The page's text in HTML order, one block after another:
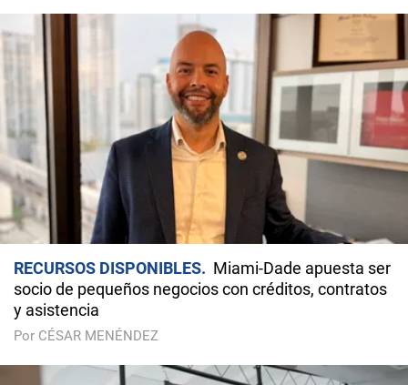
RECURSOS DISPONIBLES
Miami-Dade apuesta ser
socio de pequeños negocios con créditos, contratos
y asistencia
Por CÉSAR MENÉNDEZ